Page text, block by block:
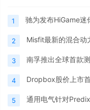
1 驰为发布HiGame迷
2 Misfit最新的混合动
3 南孚推出全球首款
4 Dropbox股价上市
5 通用电气针对